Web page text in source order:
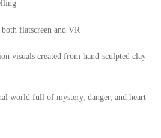
flatscreen and VR
visuals created from hand-sculpted clay
world full of mystery, danger, and heart